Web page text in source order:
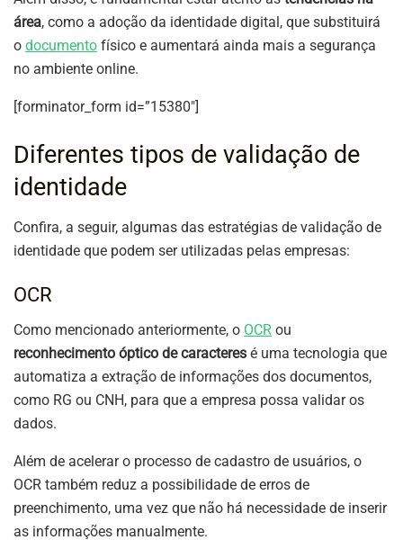
área, como a adoção da identidade digital, que substituirá
o documento físico e aumentará ainda mais a segurança
no ambiente online.
[forminator_form id=”15380″]
Diferentes tipos de validação de
identidade
Confira, a seguir, algumas das estratégias de validação de
identidade que podem ser utilizadas pelas empresas:
OCR
Como mencionado anteriormente, o OCR ou
reconhecimento óptico de caracteres é uma tecnologia que
automatiza a extração de informações dos documentos,
como RG ou CNH, para que a empresa possa validar os
dados.
Além de acelerar o processo de cadastro de usuários, o
OCR também reduz a possibilidade de erros de
preenchimento, uma vez que não há necessidade de inserir
as informações manualmente.